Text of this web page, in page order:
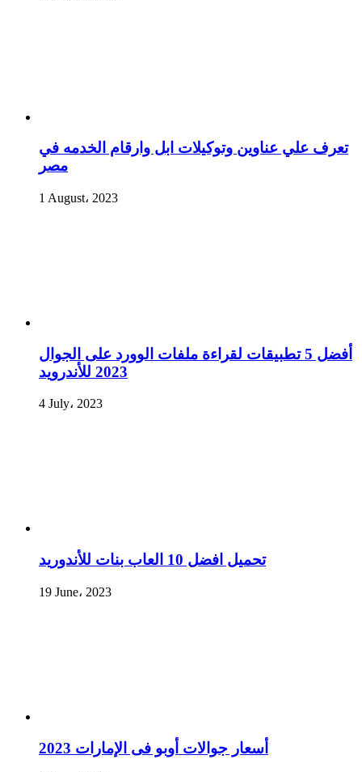
تعرف علي عناوين وتوكيلات ابل وارقام الخدمه في
مصر
1 August، 2023
أفضل 5 تطبيقات لقراءة ملفات الوورد على الجوال
2023 للأندرويد
4 July، 2023
تحميل افضل 10 العاب بنات للأندوريد
19 June، 2023
أسعار جوالات أوبو فى الإمارات 2023